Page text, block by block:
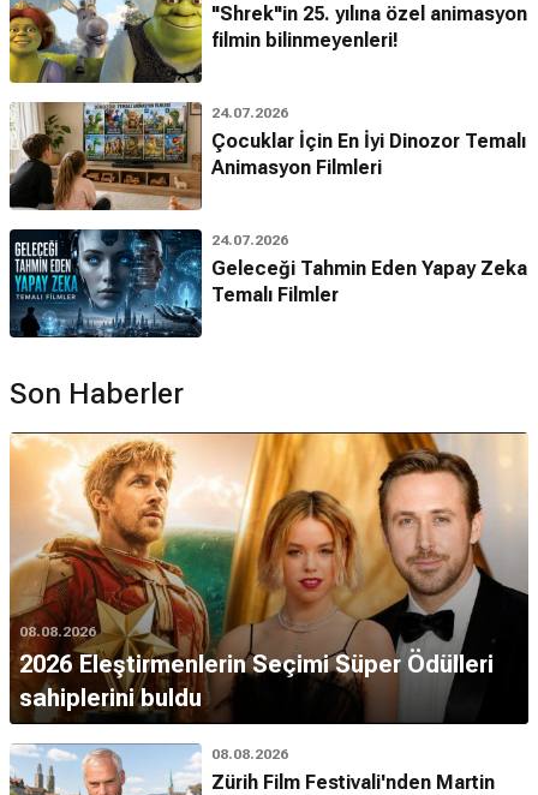
"Shrek"in 25. yılına özel animasyon
filmin bilinmeyenleri!
24.07.2026
Çocuklar İçin En İyi Dinozor Temalı
Animasyon Filmleri
24.07.2026
Geleceği Tahmin Eden Yapay Zeka
Temalı Filmler
Son Haberler
08.08.2026
2026 Eleştirmenlerin Seçimi Süper Ödülleri
sahiplerini buldu
08.08.2026
Zürih Film Festivali'nden Martin